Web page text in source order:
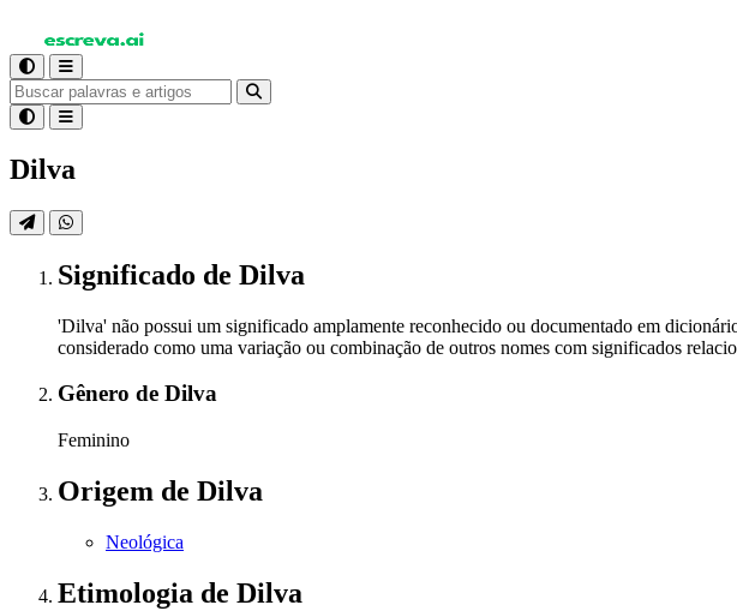
Dilva
Significado de Dilva
'Dilva' não possui um significado amplamente reconhecido ou documentado em
considerado como uma variação ou combinação de outros nomes com significados
Gênero de Dilva
Feminino
Origem de Dilva
Neológica
Etimologia de Dilva